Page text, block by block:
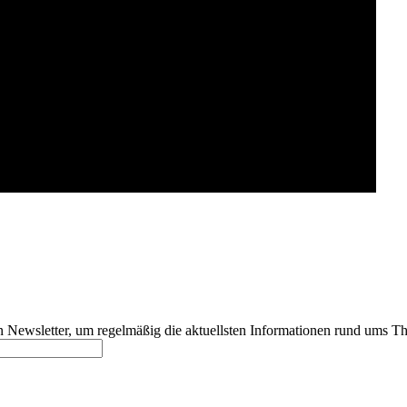
Newsletter, um regelmäßig die aktuellsten Informationen rund ums